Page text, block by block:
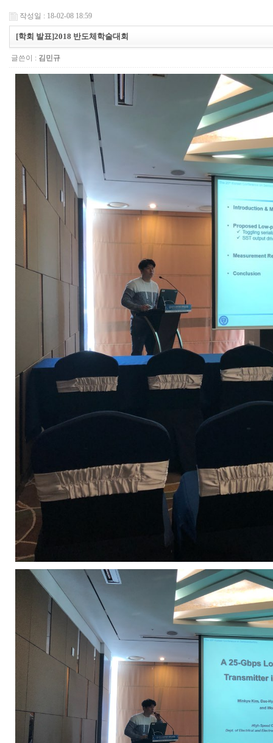
작성일 : 18-02-08 18:59
[학회 발표]2018 반도체학술대회
글쓴이 : 김민규